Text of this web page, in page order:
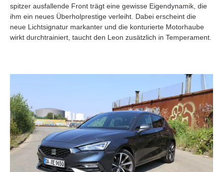
spitzer ausfallende Front trägt eine gewisse Eigendynamik, die
ihm ein neues Überholprestige verleiht. Dabei erscheint die
neue Lichtsignatur markanter und die konturierte Motorhaube
wirkt durchtrainiert, taucht den Leon zusätzlich in Temperament.